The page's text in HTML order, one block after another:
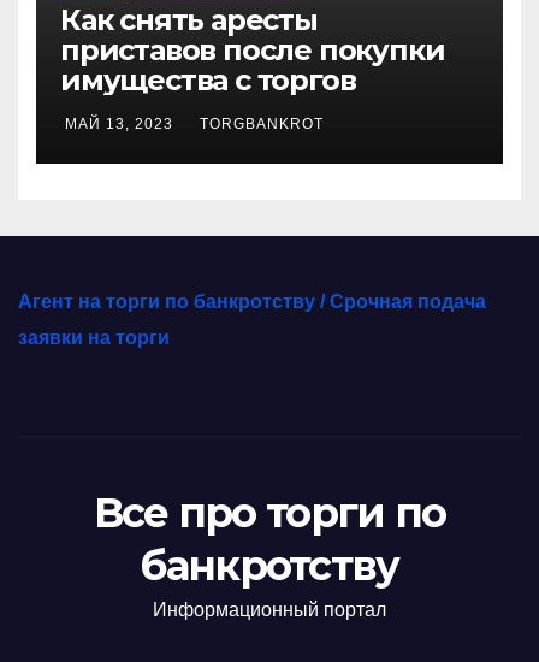
Как снять аресты
приставов после покупки
имущества с торгов
МАЙ 13, 2023 TORGBANKROT
Агент на торги по банкротству / Срочная подача
заявки на торги
Все про торги по
банкротству
Информационный портал